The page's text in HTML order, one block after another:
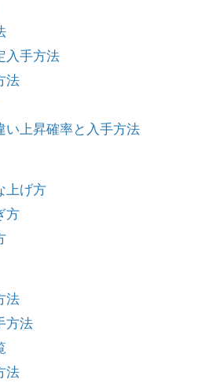
入手方法
法
い上昇確率と入手方法
上げ方
方
法
方法
法